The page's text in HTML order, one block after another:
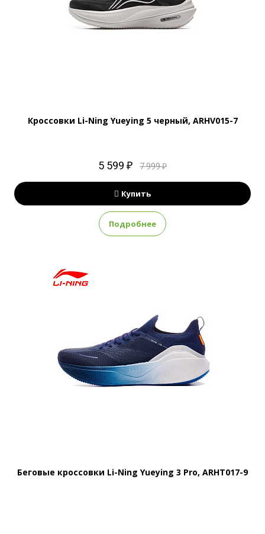
Кроссовки Li-Ning Yueying 5 черный, ARHV015-7
5 599 ₽ 7 999 ₽
Купить
Подробнее
Беговые кроссовки Li-Ning Yueying 3 Pro, ARHT017-9